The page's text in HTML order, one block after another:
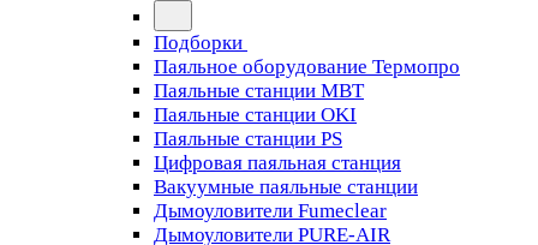
Подборки
Паяльное оборудование Термопро
Паяльные станции MBT
Паяльные станции OKI
Паяльные станции PS
Цифровая паяльная станция
Вакуумные паяльные станции
Дымоуловители Fumeclear
Дымоуловители PURE-AIR